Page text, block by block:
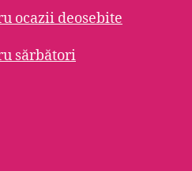
ocazii deosebite
sărbători